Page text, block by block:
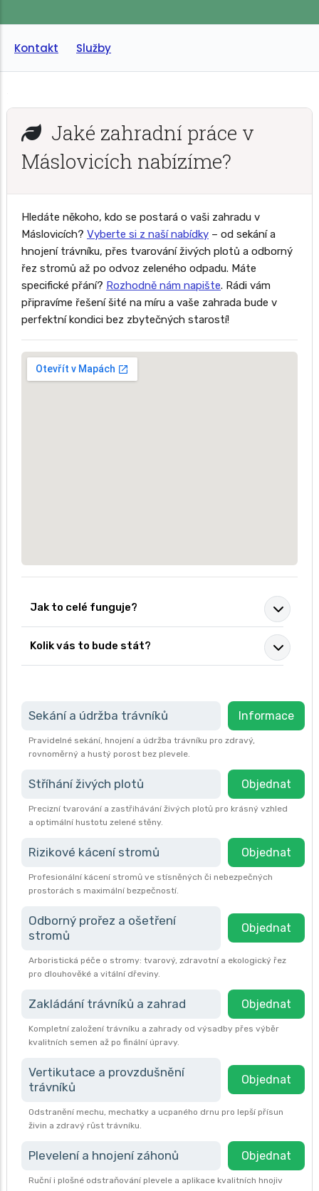
Kontakt Služby
Jaké zahradní práce v
Máslovicích nabízíme?
Hledáte někoho, kdo se postará o vaši zahradu v
Máslovicích? Vyberte si z naší nabídky – od sekání a
hnojení trávníku, přes tvarování živých plotů a odborný
řez stromů až po odvoz zeleného odpadu. Máte
specifické přání? Rozhodně nám napište. Rádi vám
připravíme řešení šité na míru a vaše zahrada bude v
perfektní kondici bez zbytečných starostí!
Jak to celé funguje?
Kolik vás to bude stát?
Sekání a údržba trávníků Informace
Pravidelné sekání, hnojení a údržba trávníku pro zdravý,
rovnoměrný a hustý porost bez plevele.
Stříhání živých plotů Objednat
Precizní tvarování a zastřihávání živých plotů pro krásný vzhled
a optimální hustotu zelené stěny.
Rizikové kácení stromů Objednat
Profesionální kácení stromů ve stísněných či nebezpečných
prostorách s maximální bezpečností.
Odborný prořez a ošetření
stromů
Objednat
Arboristická péče o stromy: tvarový, zdravotní a ekologický řez
pro dlouhověké a vitální dřeviny.
Zakládání trávníků a zahrad Objednat
Kompletní založení trávníku a zahrady od výsadby přes výběr
kvalitních semen až po finální úpravy.
Vertikutace a provzdušnění
trávníků
Objednat
Odstranění mechu, mechatky a ucpaného drnu pro lepší přísun
živin a zdravý růst trávníku.
Plevelení a hnojení záhonů Objednat
Ruční i plošné odstraňování plevele a aplikace kvalitních hnojiv